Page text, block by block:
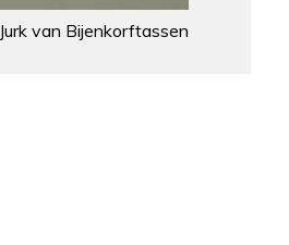
Jurk van Bijenkorftassen